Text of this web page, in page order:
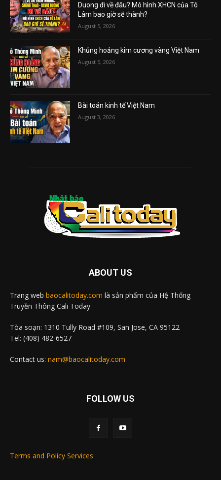
Duong đi về đâu? Mô hình XHCN của Tô
Lâm bao giờ sẽ thành?
August 5, 2026
Khủng hoảng kim cương vàng Việt Nam
August 5, 2026
Bài toán kinh tế Việt Nam
August 3, 2026
ABOUT US
Trang web baocalitoday.com là sản phẩm của Hệ Thống
Truyền Thông Cali Today
Tòa soạn: 1310 Tully Road #109, San Jose, CA 95122
Tel: (408) 482-6527
Contact us: nam@baocalitoday.com
FOLLOW US
Terms and Policy Services